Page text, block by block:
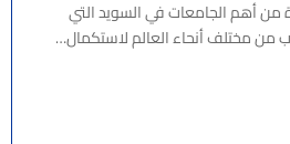
من أهم الجامعات في السويد التي
من مختلف أنحاء العالم لاستكمال…